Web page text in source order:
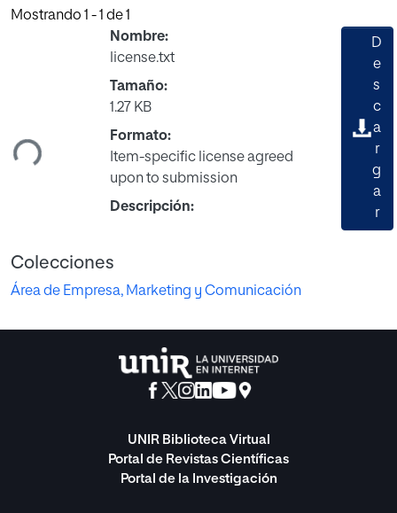
Mostrando 1 - 1 de 1
Cargando...
Nombre:
license.txt
Tamaño:
1.27 KB
Formato:
Item-specific license agreed
upon to submission
Descripción:
D
e
s
c
a
r
g
a
r
Colecciones
Área de Empresa, Marketing y Comunicación
UNIR Biblioteca Virtual
Portal de Revistas Científicas
Portal de la Investigación